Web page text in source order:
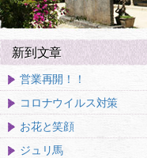
新到文章
営業再開！！
コロナウイルス対策
お花と笑顔
ジュリ馬